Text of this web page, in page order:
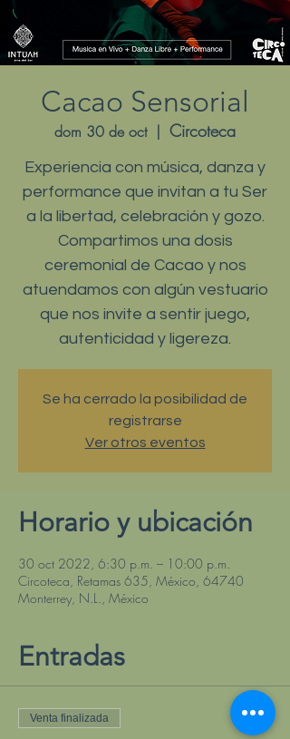
Cacao Sensorial
dom 30 de oct
  |
Circoteca
Experiencia con música, danza y
performance que invitan a tu Ser
a la libertad, celebración y gozo.
Compartimos una dosis
ceremonial de Cacao y nos
atuendamos con algún vestuario
que nos invite a sentir juego,
autenticidad y ligereza.
Se ha cerrado la posibilidad de
registrarse
Ver otros eventos
Horario y ubicación
30 oct 2022, 6:30 p.m. – 10:00 p.m.
Circoteca, Retamas 635, México, 64740
Monterrey, N.L., México
Entradas
Venta finalizada